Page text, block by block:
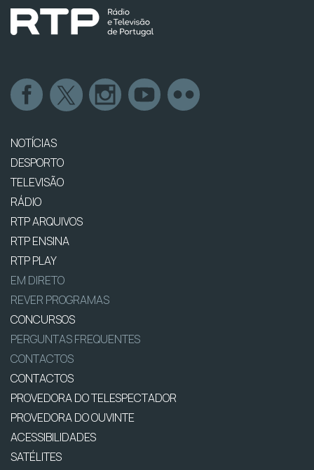
NOTÍCIAS
DESPORTO
TELEVISÃO
RÁDIO
RTP ARQUIVOS
RTP ENSINA
RTP PLAY
EM DIRETO
REVER PROGRAMAS
CONCURSOS
PERGUNTAS FREQUENTES
CONTACTOS
CONTACTOS
PROVEDORA DO TELESPECTADOR
PROVEDORA DO OUVINTE
ACESSIBILIDADES
SATÉLITES